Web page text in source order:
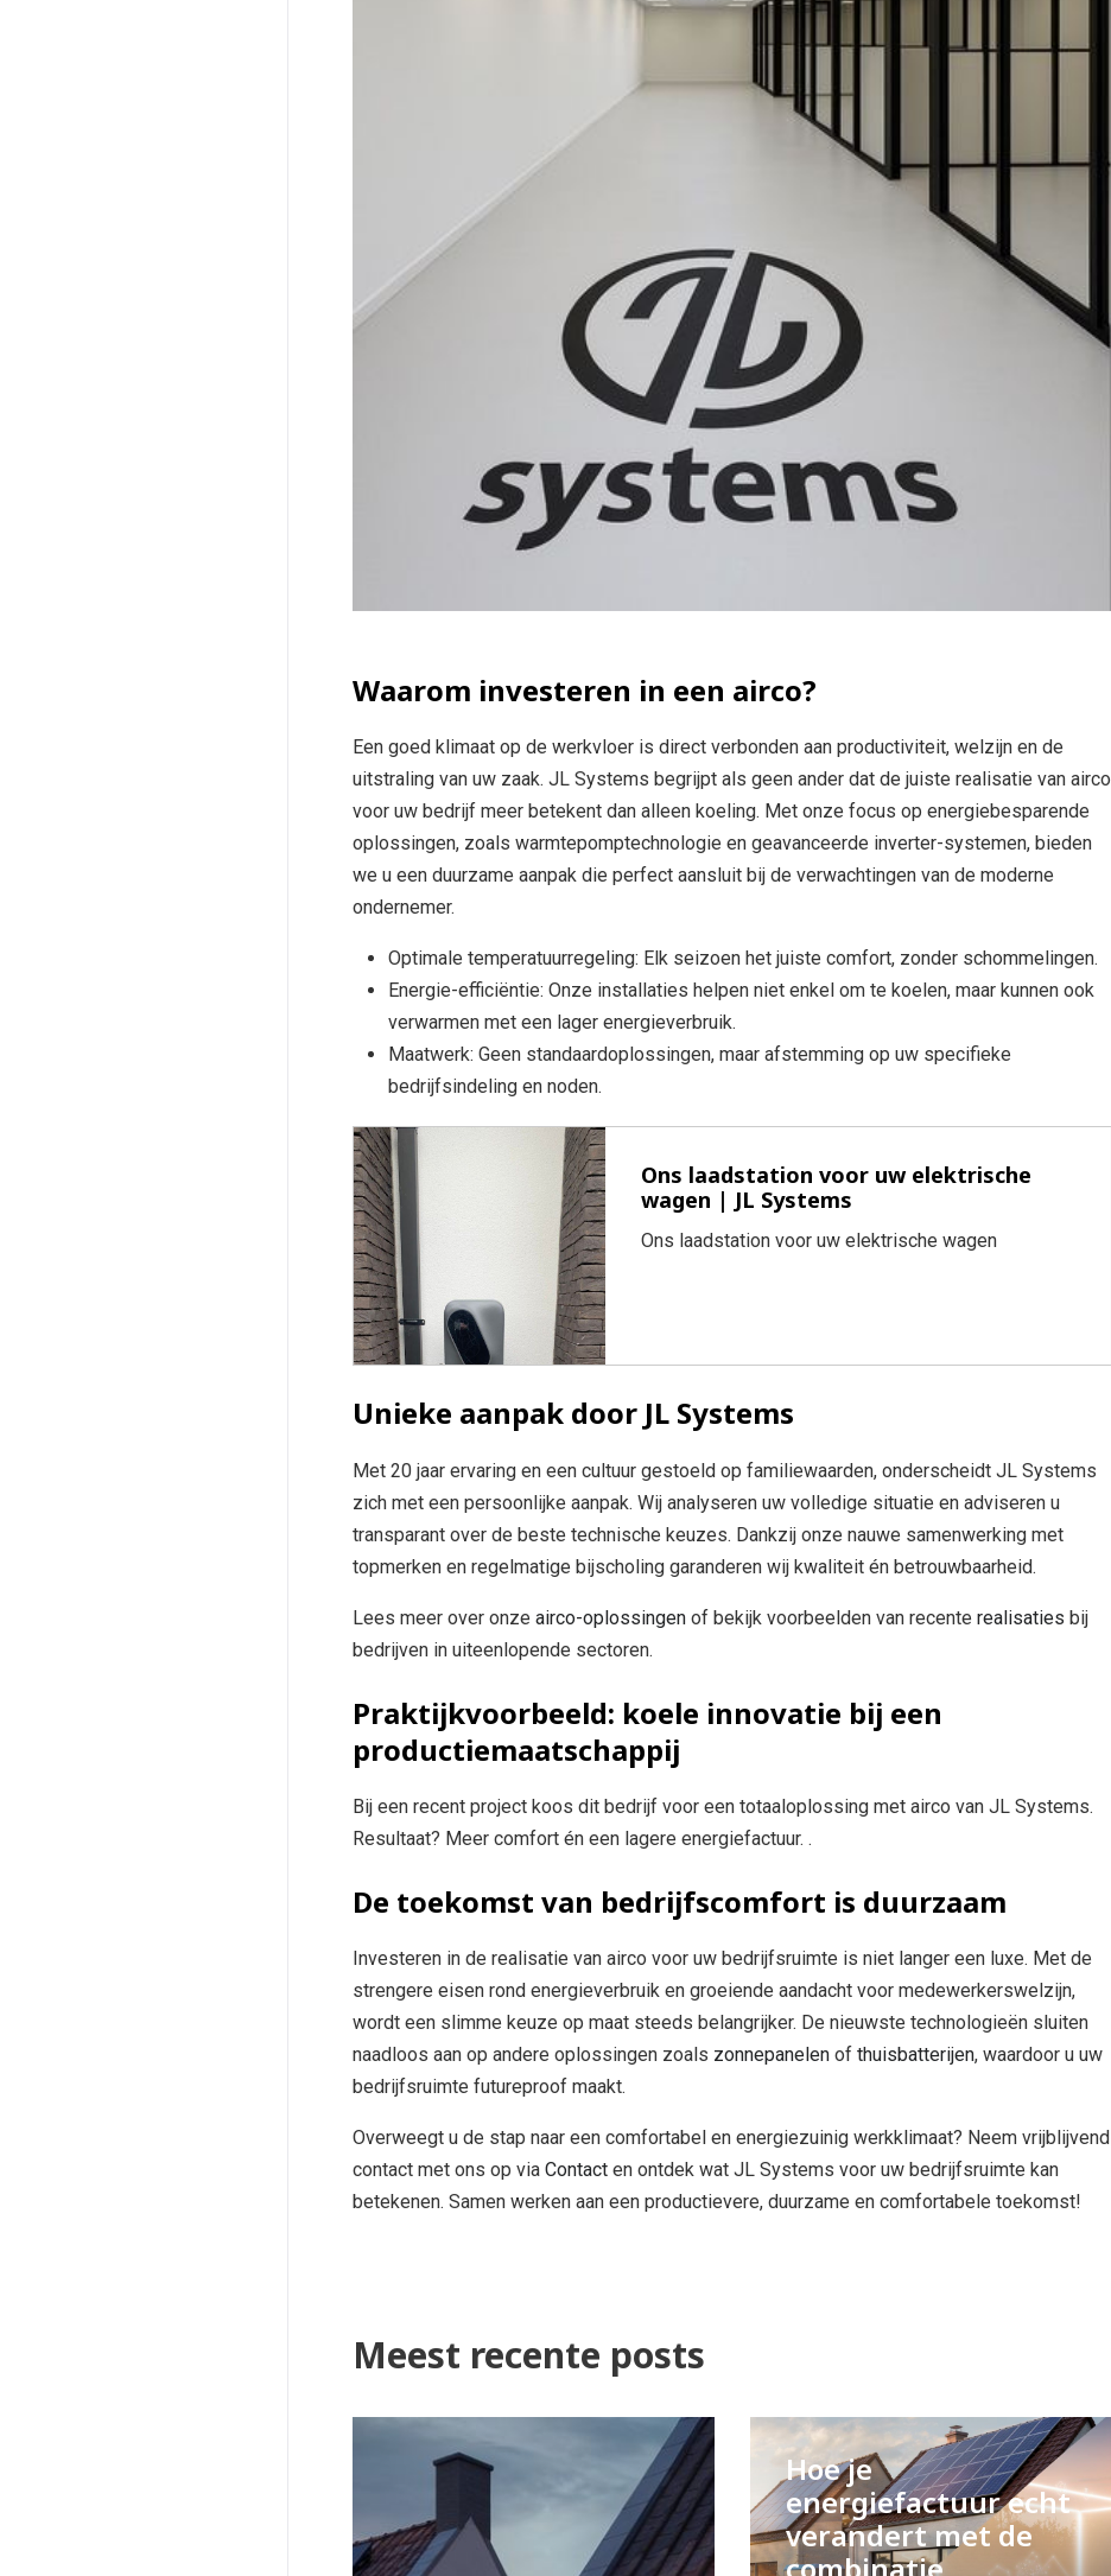
Waarom investeren in een airco?
Een goed klimaat op de werkvloer is direct verbonden aan productiviteit, welzijn en de
uitstraling van uw zaak. JL Systems begrijpt als geen ander dat de juiste realisatie van airco
voor uw bedrijf meer betekent dan alleen koeling. Met onze focus op energiebesparende
oplossingen, zoals warmtepomptechnologie en geavanceerde inverter-systemen, bieden
we u een duurzame aanpak die perfect aansluit bij de verwachtingen van de moderne
ondernemer.
Optimale temperatuurregeling: Elk seizoen het juiste comfort, zonder schommelingen.
Energie-efficiëntie: Onze installaties helpen niet enkel om te koelen, maar kunnen ook
verwarmen met een lager energieverbruik.
Maatwerk: Geen standaardoplossingen, maar afstemming op uw specifieke
bedrijfsindeling en noden.
Ons laadstation voor uw elektrische
wagen | JL Systems
Ons laadstation voor uw elektrische wagen
Unieke aanpak door JL Systems
Met 20 jaar ervaring en een cultuur gestoeld op familiewaarden, onderscheidt JL Systems
zich met een persoonlijke aanpak. Wij analyseren uw volledige situatie en adviseren u
transparant over de beste technische keuzes. Dankzij onze nauwe samenwerking met
topmerken en regelmatige bijscholing garanderen wij kwaliteit én betrouwbaarheid.
Lees meer over onze airco-oplossingen of bekijk voorbeelden van recente realisaties bij
bedrijven in uiteenlopende sectoren.
Praktijkvoorbeeld: koele innovatie bij een
productiemaatschappij
Bij een recent project koos dit bedrijf voor een totaaloplossing met airco van JL Systems.
Resultaat? Meer comfort én een lagere energiefactuur. .
De toekomst van bedrijfscomfort is duurzaam
Investeren in de realisatie van airco voor uw bedrijfsruimte is niet langer een luxe. Met de
strengere eisen rond energieverbruik en groeiende aandacht voor medewerkerswelzijn,
wordt een slimme keuze op maat steeds belangrijker. De nieuwste technologieën sluiten
naadloos aan op andere oplossingen zoals zonnepanelen of thuisbatterijen, waardoor u uw
bedrijfsruimte futureproof maakt.
Overweegt u de stap naar een comfortabel en energiezuinig werkklimaat? Neem vrijblijvend
contact met ons op via Contact en ontdek wat JL Systems voor uw bedrijfsruimte kan
betekenen. Samen werken aan een productievere, duurzame en comfortabele toekomst!
Meest recente posts
Hoe je
energiefactuur echt
verandert met de